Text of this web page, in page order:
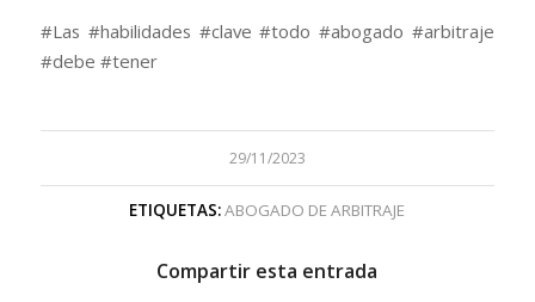
#Las #habilidades #clave #todo #abogado #arbitraje
#debe #tener
29/11/2023
ETIQUETAS:ABOGADO DE ARBITRAJE
Compartir esta entrada